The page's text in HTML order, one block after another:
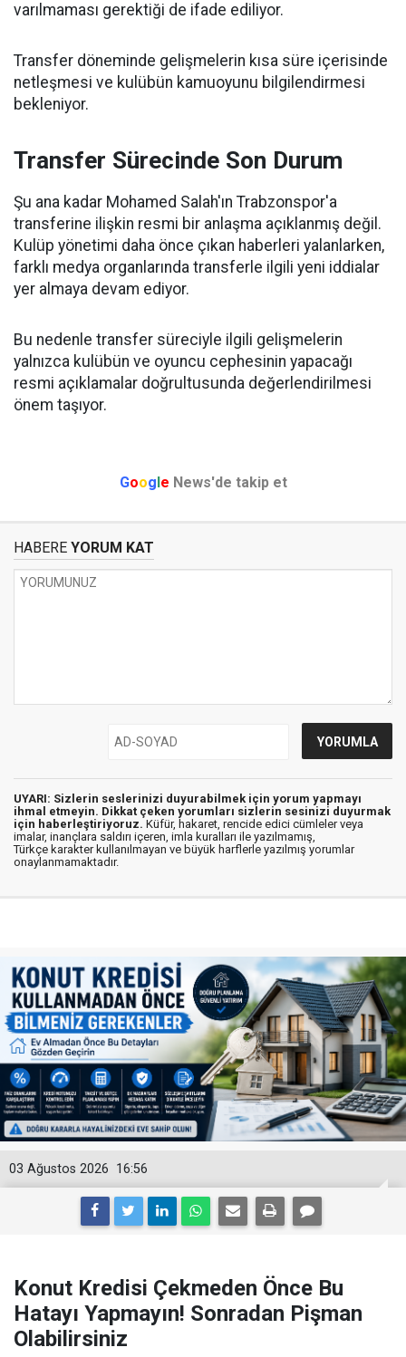
varılmaması gerektiği de ifade ediliyor.
Transfer döneminde gelişmelerin kısa süre içerisinde
netleşmesi ve kulübün kamuoyunu bilgilendirmesi
bekleniyor.
Transfer Sürecinde Son Durum
Şu ana kadar Mohamed Salah'ın Trabzonspor'a
transferine ilişkin resmi bir anlaşma açıklanmış değil.
Kulüp yönetimi daha önce çıkan haberleri yalanlarken,
farklı medya organlarında transferle ilgili yeni iddialar
yer almaya devam ediyor.
Bu nedenle transfer süreciyle ilgili gelişmelerin
yalnızca kulübün ve oyuncu cephesinin yapacağı
resmi açıklamalar doğrultusunda değerlendirilmesi
önem taşıyor.
Google News'de takip et
HABERE YORUM KAT
UYARI: Sizlerin seslerinizi duyurabilmek için yorum yapmayı
ihmal etmeyin. Dikkat çeken yorumları sizlerin sesinizi duyurmak
için haberleştiriyoruz. Küfür, hakaret, rencide edici cümleler veya
imalar, inançlara saldırı içeren, imla kuralları ile yazılmamış,
Türkçe karakter kullanılmayan ve büyük harflerle yazılmış yorumlar
onaylanmamaktadır.
16:56
03 Ağustos 2026
Konut Kredisi Çekmeden Önce Bu
Hatayı Yapmayın! Sonradan Pişman
Olabilirsiniz